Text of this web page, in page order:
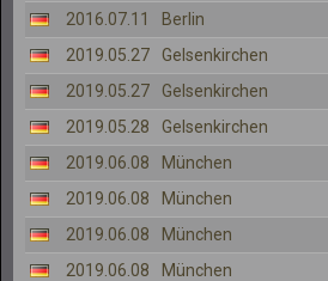
2016.07.11
Berlin
2019.05.27
Gelsenkirchen
2019.05.27
Gelsenkirchen
2019.05.28
Gelsenkirchen
2019.06.08
München
2019.06.08
München
2019.06.08
München
2019.06.08
München